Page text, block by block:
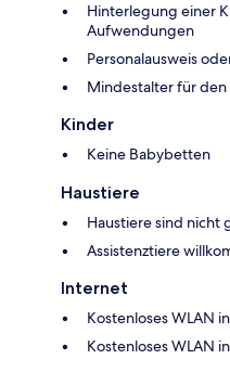
Hinterlegung einer
Aufwendungen
Personalausweis
Mindestalter für den
Kinder
Keine Babybetten
Haustiere
Haustiere sind nicht
Assistenztiere
Internet
Kostenloses WLAN
Kostenloses WLAN